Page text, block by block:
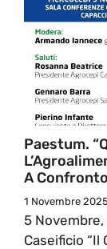
Paestum.
A
1 Novembre 2025
5
Caseificio “Il